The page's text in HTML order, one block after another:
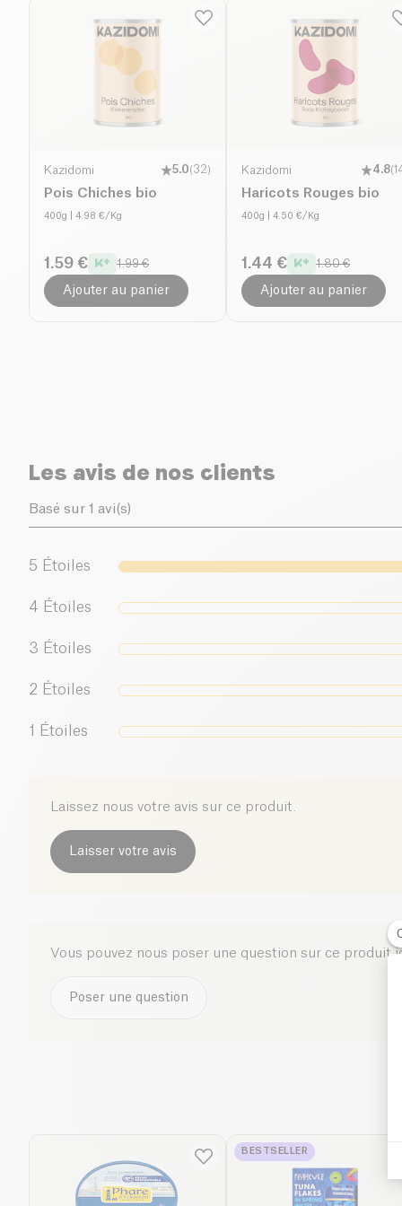
Kazidomi 5.0(32)
Pois Chiches bio
400g | 4.98 €/Kg
1.59 € 1.99 €
Ajouter au panier
Kazidomi 4.8(
Haricots Rouges bio
400g | 4.50 €/Kg
1.44 € 1.80 €
Ajouter au panier
Les avis de nos clients
Basé sur 1 avi(s)
5 Étoiles
4 Étoiles
3 Étoiles
2 Étoiles
1 Étoiles
Laissez nous votre avis sur ce produit.
Laisser votre avis
Vous pouvez nous poser une question sur ce produit
Poser une question
BESTSELLER